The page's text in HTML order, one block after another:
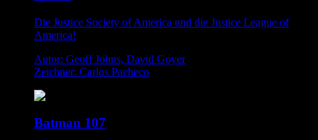
Die Justice Society of America und die Justice League of
America!
Autor: Geoff Johns, David Goyer
Zeichner: Carlos Pacheco
Batman 107